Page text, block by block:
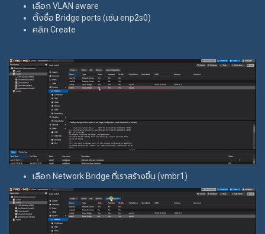
เลือก VLAN aware
ตั้งชื่อ Bridge ports (เช่น enp2s0)
คลิก Create
เลือก Network Bridge ที่เราสร้างขึ้น (vmbr1)